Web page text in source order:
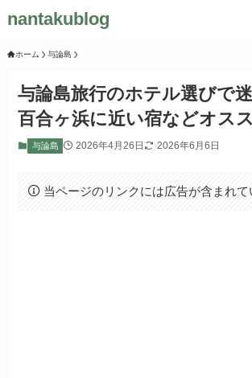
nantakublog
ホーム 与論島
与論島旅行のホテル選びで
百合ヶ浜に近い宿などオス
与論島 2026年4月26日 2026年6月6日
当ページのリンクには広告が含まれて